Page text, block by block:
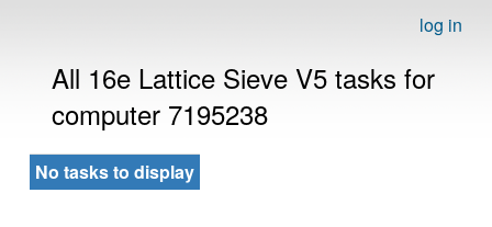
log in
All 16e Lattice Sieve V5 tasks for
computer 7195238
No tasks to display